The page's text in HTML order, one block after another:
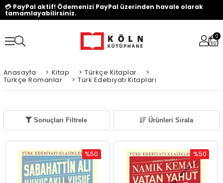
💳 PayPal aktif! Ödemenizi PayPal üzerinden havale olarak
tamamlayabilirsiniz.
0
Anasayfa > Kitap > Türkçe Kitaplar >
Türkçe Romanlar > Türk Edebiyatı Kitapları
Sonuçları Filtrele Ürünleri Sırala
%50
İndirim
%50İndirim
%50
İndirim